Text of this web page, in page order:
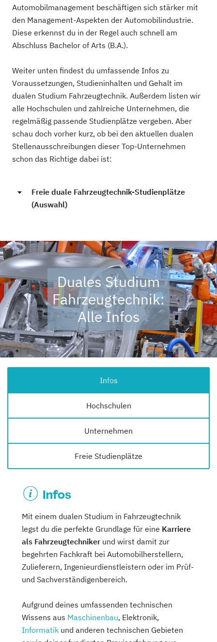
Automobilmanagement beschäftigen sich stärker mit
den Management-Aspekten der Automobilindustrie.
Diese erkennst du in der Regel auch schnell am
Abschluss Bachelor of Arts (B.A.).
Weiter unten findest du umfassende Infos zu
Voraussetzungen, Studieninhalten und Gehalt im
dualen Studium Fahrzeugtechnik. Außerdem listen wir
alle Hochschulen und zahlreiche Unternehmen, die
regelmäßig passende Studienplätze vergeben. Aber
schau doch vorher kurz, ob bei den aktuellen dualen
Stellenausschreibungen dieser Top-Unternehmen
schon das Richtige dabei ist:
Freie duale Fahrzeugtechnik-Studienplätze
(Auswahl)
Duales Studium
Fahrzeugtechnik:
Alle Infos
Infos
Hochschulen
Unternehmen
Freie Studienplätze
Infos
Mit einem dualen Studium in Fahrzeugtechnik
legst du die perfekte Grundlage für eine Karriere
als Fahrzeugtechniker und wirst damit zur
begehrten Fachkraft bei Automobilherstellern,
Zulieferern, Ingenieurdienstleistern oder im Prüf-
und Sachverständigenbereich.
Aufgrund deines umfassenden technischen
Wissens aus Maschinenbau, Elektronik,
Informatik und anderen technischen Gebieten